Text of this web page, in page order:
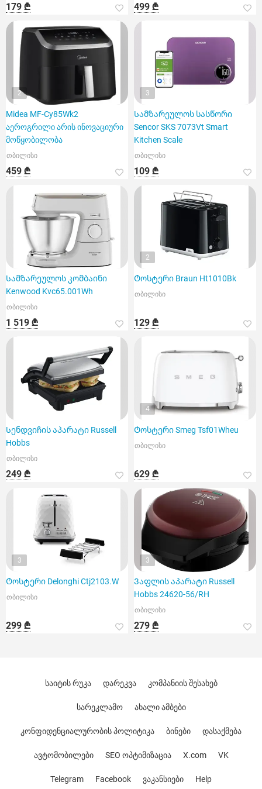
179 ₾ 499 ₾
2
Midea MF-Cy85Wk2
აეროგრილი არის ინოვაციური
მოწყობილობა
თბილისი
459 ₾
3
Სამზარეულოს სასწორი
Sencor SKS 7073Vt Smart
Kitchen Scale
თბილისი
109 ₾
Სამზარეულოს კომბაინი
Kenwood Kvc65.001Wh
თბილისი
1 519 ₾
2
Ტოსტერი Braun Ht1010Bk
თბილისი
129 ₾
Სენდვიჩის აპარატი Russell
Hobbs
თბილისი
249 ₾
4
Ტოსტერი Smeg Tsf01Wheu
თბილისი
629 ₾
3
Ტოსტერი Delonghi Ctj2103.W
თბილისი
299 ₾
3
Ვაფლის აპარატი Russell
Hobbs 24620-56/RH
თბილისი
279 ₾
საიტის რუკა დარეკვა კომპანიის შესახებ
სარეკლამო ახალი ამბები
კონფიდენციალურობის პოლიტიკა ბინები დასაქმება
ავტომობილები SEO ოპტიმიზაცია X.com VK
Telegram Facebook ვაკანსიები Help